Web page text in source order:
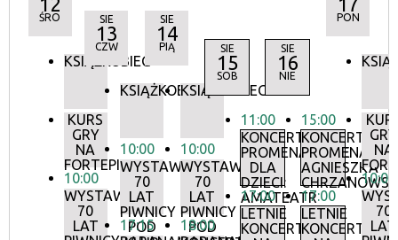
ŚRO
KSIĄŻKOBIEG
KURS
GRY
NA
FORTEPIANIE
10:00
WYSTAWA:
70
LAT
SIE
13
CZW
KSIĄŻKOBIEG
10:00
WYSTAWA:
70
LAT
PIWNICY
POD
17:15
SIE
14
PIĄ
KSIĄŻKOBIEG
10:00
WYSTAWA:
70
LAT
PIWNICY
POD
18:00
SIE
15
SOB
11:00
KONCERTY
PROMENADOWE
DLA
DZIECI:
AMATEATR
17:00
LETNIE
KONCERTY
SIE
16
NIE
15:00
KONCERTY
AGNIESZKA
17:00
LETNIE
KONCERTY
PON
GRY
NA
10:00
70
LAT